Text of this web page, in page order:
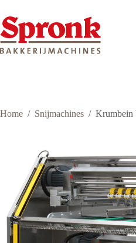
naar
de
inhoud
Home / Snijmachines / Krumbein